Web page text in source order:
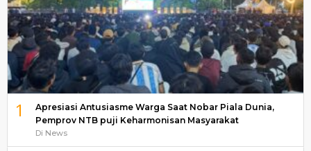
1
Apresiasi Antusiasme Warga Saat Nobar Piala Dunia,
Pemprov NTB puji Keharmonisan Masyarakat
Di News